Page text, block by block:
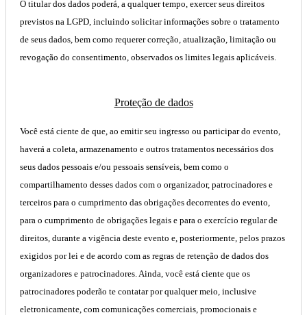
O titular dos dados poderá, a qualquer tempo, exercer seus direitos
previstos na LGPD, incluindo solicitar informações sobre o tratamento
de seus dados, bem como requerer correção, atualização, limitação ou
revogação do consentimento, observados os limites legais aplicáveis.
Proteção de dados
Você está ciente de que, ao emitir seu ingresso ou participar do evento,
haverá a coleta, armazenamento e outros tratamentos necessários dos
seus dados pessoais e/ou pessoais sensíveis, bem como o
compartilhamento desses dados com o organizador, patrocinadores e
terceiros para o cumprimento das obrigações decorrentes do evento,
para o cumprimento de obrigações legais e para o exercício regular de
direitos, durante a vigência deste evento e, posteriormente, pelos prazos
exigidos por lei e de acordo com as regras de retenção de dados dos
organizadores e patrocinadores. Ainda, você está ciente que os
patrocinadores poderão te contatar por qualquer meio, inclusive
eletronicamente, com comunicações comerciais, promocionais e